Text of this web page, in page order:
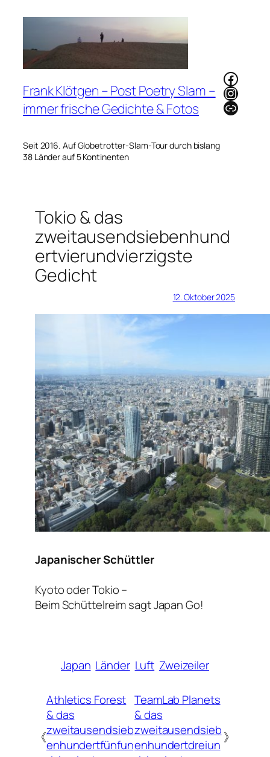
Frank Klötgen – Post Poetry Slam –
immer frische Gedichte & Fotos
Seit 2016. Auf Globetrotter-Slam-Tour durch bislang
38 Länder auf 5 Kontinenten
Link
Tokio & das
zweitausendsiebenhund
ertvierundvierzigste
Gedicht
12. Oktober 2025
Japanischer Schüttler
Kyoto oder Tokio –
Beim Schüttelreim sagt Japan Go!
Japan Länder Luft Zweizeiler
《
Athletics Forest
& das
zweitausendsieb
enhundertfünfun
TeamLab Planets
& das
zweitausendsieb
enhundertdreiun 》